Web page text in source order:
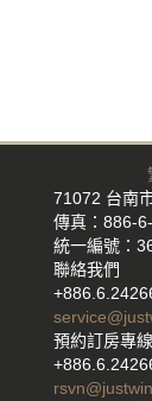
71072 台南
傳真：886-
統一編號：
聯絡我們
預約訂房專線